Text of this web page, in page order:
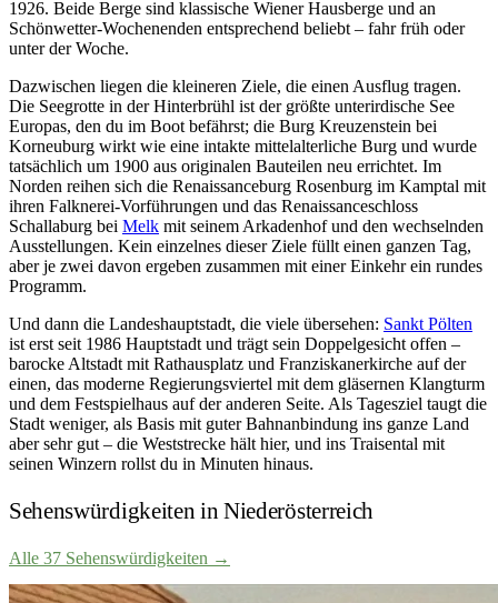
1926. Beide Berge sind klassische Wiener Hausberge und an
Schönwetter-Wochenenden entsprechend beliebt – fahr früh oder
unter der Woche.
Dazwischen liegen die kleineren Ziele, die einen Ausflug tragen.
Die Seegrotte in der Hinterbrühl ist der größte unterirdische See
Europas, den du im Boot befährst; die Burg Kreuzenstein bei
Korneuburg wirkt wie eine intakte mittelalterliche Burg und wurde
tatsächlich um 1900 aus originalen Bauteilen neu errichtet. Im
Norden reihen sich die Renaissanceburg Rosenburg im Kamptal mit
ihren Falknerei-Vorführungen und das Renaissanceschloss
Schallaburg bei Melk mit seinem Arkadenhof und den wechselnden
Ausstellungen. Kein einzelnes dieser Ziele füllt einen ganzen Tag,
aber je zwei davon ergeben zusammen mit einer Einkehr ein rundes
Programm.
Und dann die Landeshauptstadt, die viele übersehen: Sankt Pölten
ist erst seit 1986 Hauptstadt und trägt sein Doppelgesicht offen –
barocke Altstadt mit Rathausplatz und Franziskanerkirche auf der
einen, das moderne Regierungsviertel mit dem gläsernen Klangturm
und dem Festspielhaus auf der anderen Seite. Als Tagesziel taugt die
Stadt weniger, als Basis mit guter Bahnanbindung ins ganze Land
aber sehr gut – die Weststrecke hält hier, und ins Traisental mit
seinen Winzern rollst du in Minuten hinaus.
Sehenswürdigkeiten in Niederösterreich
Alle 37 Sehenswürdigkeiten →